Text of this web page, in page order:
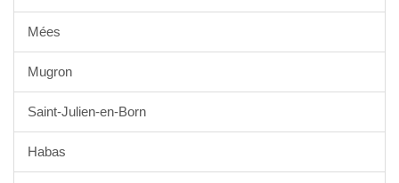
Mées
Mugron
Saint-Julien-en-Born
Habas